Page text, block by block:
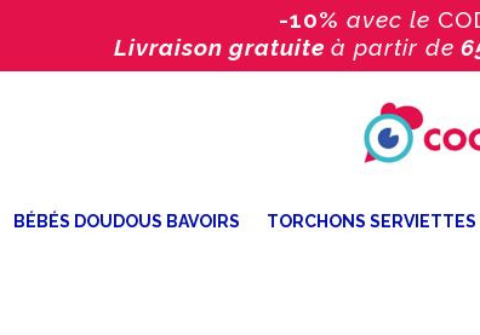
-10% avec le
Livraison gratuite à partir de
BÉBÉS DOUDOUS BAVOIRS TORCHONS SERVIETTES